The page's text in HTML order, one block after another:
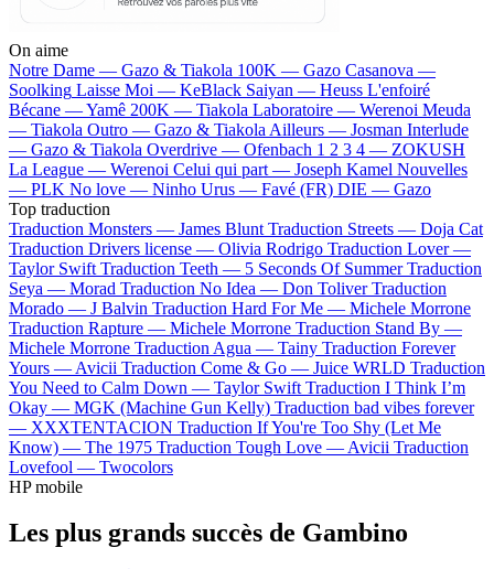
On aime
Notre Dame — Gazo & Tiakola 100K — Gazo Casanova —
Soolking Laisse Moi — KeBlack Saiyan — Heuss L'enfoiré
Bécane —Yamê 200K — Tiakola Laboratoire — Werenoi Meuda
— Tiakola Outro — Gazo & Tiakola Ailleurs — Josman Interlude
— Gazo & Tiakola Overdrive — Ofenbach 1 2 3 4 — ZOKUSH
La League — Werenoi Celui qui part — Joseph Kamel Nouvelles
— PLK No love — Ninho Urus — Favé (FR) DIE — Gazo
Top traduction
Traduction Monsters — James Blunt Traduction Streets — Doja Cat
Traduction Drivers license — Olivia Rodrigo Traduction Lover —
Taylor Swift Traduction Teeth — 5 Seconds Of Summer Traduction
Seya — Morad Traduction No Idea — Don Toliver Traduction
Morado — J Balvin Traduction Hard For Me — Michele Morrone
Traduction Rapture — Michele Morrone Traduction Stand By —
Michele Morrone Traduction Agua — Tainy Traduction Forever
Yours — Avicii Traduction Come & Go — Juice WRLD Traduction
You Need to Calm Down — Taylor Swift Traduction I Think I’m
Okay — MGK (Machine Gun Kelly) Traduction bad vibes forever
— XXXTENTACION Traduction If You're Too Shy (Let Me
Know) — The 1975 Traduction Tough Love — Avicii Traduction
Lovefool — Twocolors
HP mobile
Les plus grands succès de Gambino